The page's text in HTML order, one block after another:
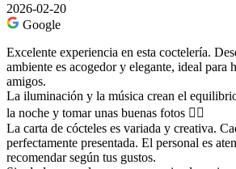
2026-02-20
Google
Excelente experiencia en esta coctelería.
ambiente es acogedor y elegante, ideal para
amigos.
La iluminación y la música crean el
la noche y tomar unas buenas fotos ✌🏻
La carta de cócteles es variada y creativa.
perfectamente presentada. El personal es
recomendar según tus gustos.